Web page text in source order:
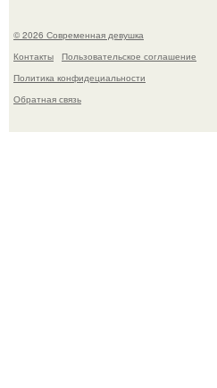
© 2026 Современная девушка
Контакты
Пользовательское соглашение
Политика конфидециальности
Обратная связь